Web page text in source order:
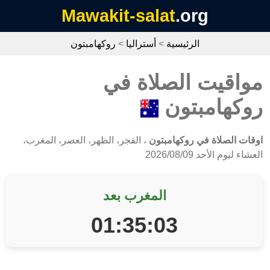
Mawakit-salat.org
الرئيسية > أستراليا > روكهامبتون
مواقيت الصلاة في
روكهامبتون
اوقات الصلاة في روكهامبتون ، الفجر، الظهر، العصر، المغرب،
العشاء ليوم الأحد 2026/08/09
المغرب بعد
01:35:03